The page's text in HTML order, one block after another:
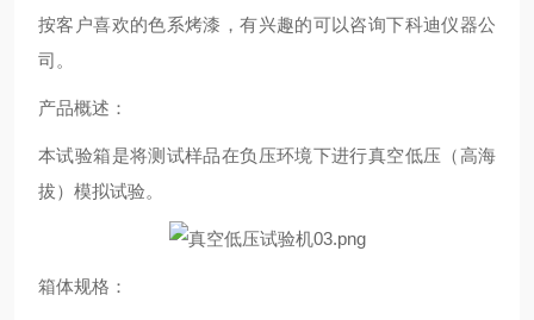
按客户喜欢的色系烤漆，有兴趣的可以咨询下科迪仪器公
司。
产品概述：
本试验箱是将测试样品在负压环境下进行真空低压（高海
拔）模拟试验。
箱体规格：